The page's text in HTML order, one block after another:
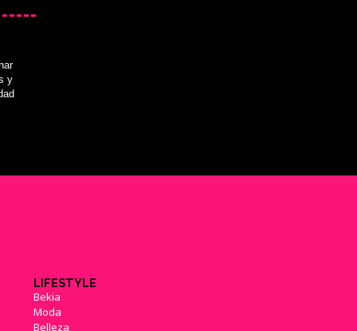
y
LIFESTYLE
Bekia
Moda
Belleza